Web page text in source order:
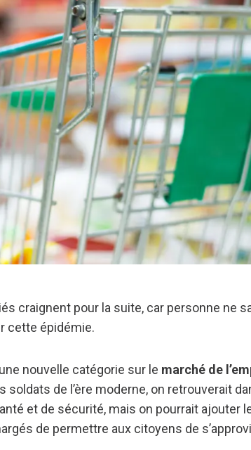
craignent pour la suite, car personne ne
cette épidémie.
nouvelle catégorie sur le marché de
soldats de l’ère moderne, on retrouverait
et de sécurité, mais on pourrait ajouter
de permettre aux citoyens de